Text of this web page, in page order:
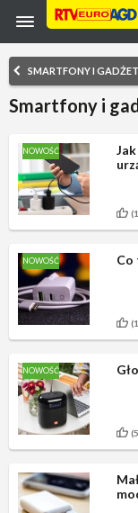
Przejdź do zawartości
Przejdź do wyszukiwarki
Przejdź do kategorii
Przejdź do stopki
OTWÓRZ
MENU
SMARTFONY I
Smartfony i
NOWOŚĆ
Co
NOWOŚĆ
NOWOŚĆ